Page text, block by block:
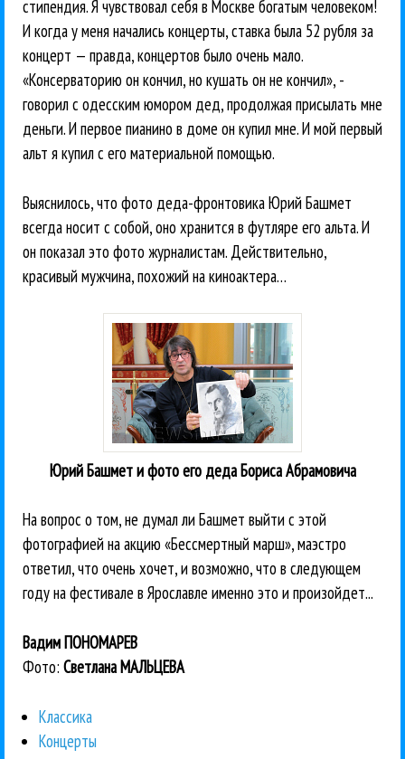
стипендия. Я чувствовал себя в Москве богатым человеком!
И когда у меня начались концерты, ставка была 52 рубля за
концерт — правда, концертов было очень мало.
«Консерваторию он кончил, но кушать он не кончил», -
говорил с одесским юмором дед, продолжая присылать мне
деньги. И первое пианино в доме он купил мне. И мой первый
альт я купил с его материальной помощью.
Выяснилось, что фото деда-фронтовика Юрий Башмет
всегда носит с собой, оно хранится в футляре его альта. И
он показал это фото журналистам. Действительно,
красивый мужчина, похожий на киноактера…
Юрий Башмет и фото его деда Бориса Абрамовича
На вопрос о том, не думал ли Башмет выйти с этой
фотографией на акцию «Бессмертный марш», маэстро
ответил, что очень хочет, и возможно, что в следующем
году на фестивале в Ярославле именно это и произойдет...
Вадим ПОНОМАРЕВ
Фото: Светлана МАЛЬЦЕВА
Классика
Концерты